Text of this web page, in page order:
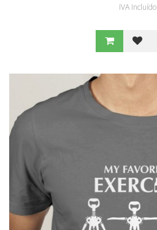
IVA Incluído